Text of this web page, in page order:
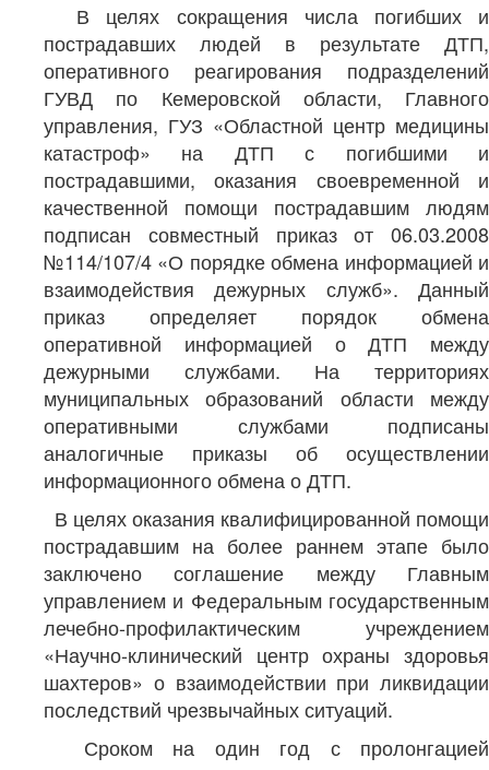
В целях сокращения числа погибших и
пострадавших людей в результате ДТП,
оперативного реагирования подразделений
ГУВД по Кемеровской области, Главного
управления, ГУЗ «Областной центр медицины
катастроф» на ДТП с погибшими и
пострадавшими, оказания своевременной и
качественной помощи пострадавшим людям
подписан совместный приказ от 06.03.2008
№114/107/4 «О порядке обмена информацией и
взаимодействия дежурных служб». Данный
приказ определяет порядок обмена
оперативной информацией о ДТП между
дежурными службами. На территориях
муниципальных образований области между
оперативными службами подписаны
аналогичные приказы об осуществлении
информационного обмена о ДТП.
В целях оказания квалифицированной помощи
пострадавшим на более раннем этапе было
заключено соглашение между Главным
управлением и Федеральным государственным
лечебно-профилактическим учреждением
«Научно-клинический центр охраны здоровья
шахтеров» о взаимодействии при ликвидации
последствий чрезвычайных ситуаций.
Сроком на один год с пролонгацией